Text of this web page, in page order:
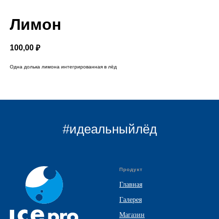
Лимон
100,00 ₽
Одна долька лимона интегрированная в лёд
#идеальныйлёд
Продукт
Главная
Галерея
Магазин